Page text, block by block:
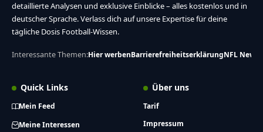
detaillierte Analysen und exklusive Einblicke – alles kostenlos und in
deutscher Sprache. Verlass dich auf unsere Expertise für deine
tägliche Dosis Football-Wissen.
Interessante Themen:Hier werbenBarrierefreiheitserklärungNFL News
Quick Links
Mein Feed
Meine Interessen
Über uns
Tarif
Impressum